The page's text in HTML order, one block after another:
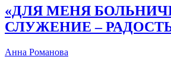
«ДЛЯ МЕНЯ
СЛУЖЕНИЕ –
Анна Романова